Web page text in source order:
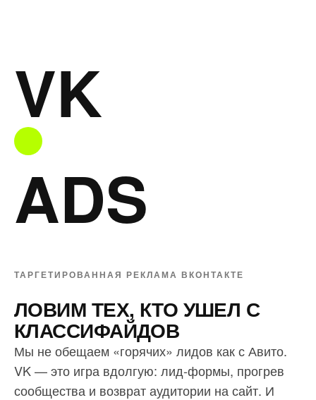
VK
ADS
ТАРГЕТИРОВАННАЯ РЕКЛАМА ВКОНТАКТЕ
ЛОВИМ ТЕХ, КТО УШЕЛ С
КЛАССИФАЙДОВ
Мы не обещаем «горячих» лидов как с Авито.
VK — это игра вдолгую: лид-формы, прогрев
сообщества и возврат аудитории на сайт. И